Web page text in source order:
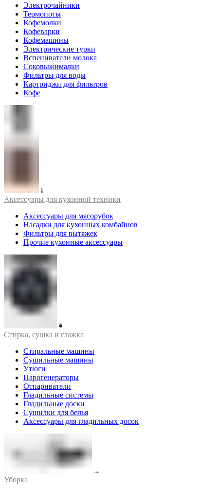
Электрочайники
Термопоты
Кофемолки
Кофеварки
Кофемашины
Электрические турки
Вспениватели молока
Соковыжималки
Фильтры для воды
Картриджи для фильтров
Кофе
Аксессуары для кухонной техники
Аксессуары для мясорубок
Насадки для кухонных комбайнов
Фильтры для вытяжек
Прочие кухонные аксессуары
Стирка, сушка и глажка
Стиральные машины
Сушильные машины
Утюги
Парогенераторы
Отпариватели
Гладильные системы
Гладильные доски
Сушилки для белья
Аксессуары для гладильных досок
Уборка